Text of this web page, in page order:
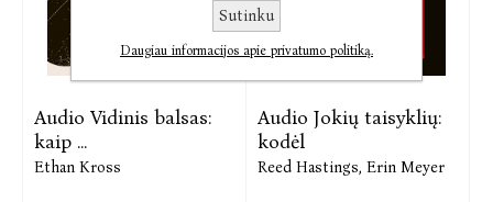
Audio Vidinis balsas:
kaip ...
Ethan Kross
Audio Jokių taisyklių:
kodėl
Reed Hastings, Erin Meyer
Sutinku
Daugiau informacijos apie privatumo politiką.